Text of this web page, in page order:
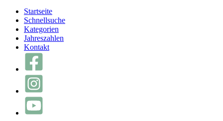
Startseite
Schnellsuche
Kategorien
Jahreszahlen
Kontakt